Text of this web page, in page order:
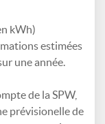
kWh)
estimées
une année.
de la SPW,
prévisionelle de